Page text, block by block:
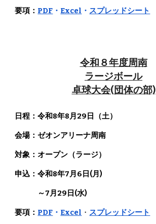
要項： PDF ・ Excel ・ スプレッドシート
令和８年度周南
ラージボール
卓球大会(団体の部)
日程：令和8年8月 29 日（土）
会場：ゼオンアリーナ周南
対象：オープン（ラージ）
申込：令和8年7月6日(月)
～7月29日(水)
要項： PDF ・ Excel ・ スプレッドシート